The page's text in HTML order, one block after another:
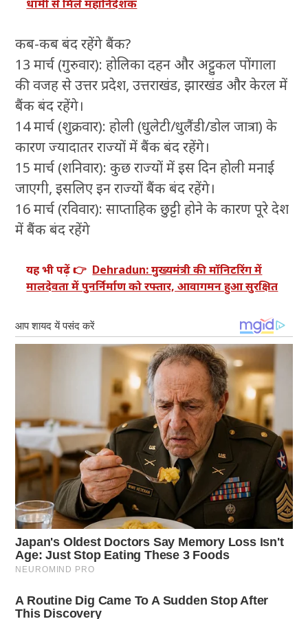
धामी से मिले महानिदेशक
कब-कब बंद रहेंगे बैंक?
13 मार्च (गुरुवार): होलिका दहन और अट्टुकल पोंगाला
की वजह से उत्तर प्रदेश, उत्तराखंड, झारखंड और केरल में
बैंक बंद रहेंगे।
14 मार्च (शुक्रवार): होली (धुलेटी/धुलैंडी/डोल जात्रा) के
कारण ज्यादातर राज्यों में बैंक बंद रहेंगे।
15 मार्च (शनिवार): कुछ राज्यों में इस दिन होली मनाई
जाएगी, इसलिए इन राज्यों बैंक बंद रहेंगे।
16 मार्च (रविवार): साप्ताहिक छुट्टी होने के कारण पूरे देश
में बैंक बंद रहेंगे
यह भी पढ़ें 👉 Dehradun: मुख्यमंत्री की मॉनिटरिंग में
मालदेवता में पुनर्निर्माण को रफ्तार, आवागमन हुआ सुरक्षित